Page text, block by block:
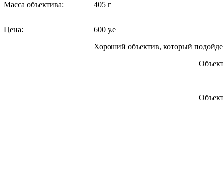
Масса объектива: 405 г.
Цена:
600 у.е
Хороший объектив, который